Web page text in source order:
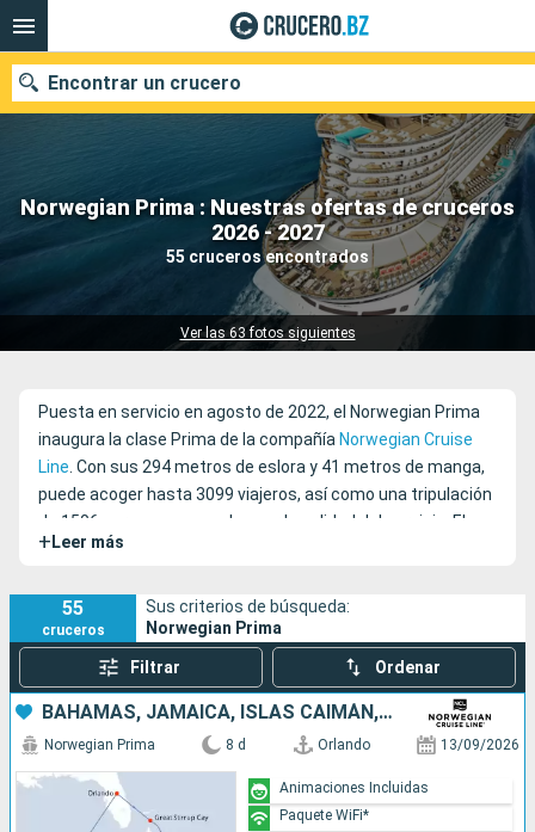
Norwegian Prima : Nuestras ofertas de cruceros
2026 - 2027
55 cruceros encontrados
Ver las 63 fotos siguientes
Encontrar un crucero
Nuestros destinos
Fecha de salida
Puesta en servicio en agosto de 2022, el Norwegian Prima
inaugura la clase Prima de la compañía Norwegian Cruise
Line. Con sus 294 metros de eslora y 41 metros de manga,
puede acoger hasta 3099 viajeros, así como una tripulación
de 1506 personas que velan por la calidad del servicio. El
Norwegian Prima está diseñado para ofrecerte una
entretenimientos cautivadores y una oferta gastronómica
sabrosa y variada. Cuenta con un sister-ship, el
+ Leer más
55
cruceros
Sus criterios de búsqueda:
Norwegian Prima
Filtrar Ordenar
BAHAMAS, JAMAICA, ISLAS CAIMÁN, MÉXICO, ESTADOS UNIDOS
Norwegian Prima 8 d Orlando 13/09/2026
Animaciones Incluidas
Paquete WiFi*